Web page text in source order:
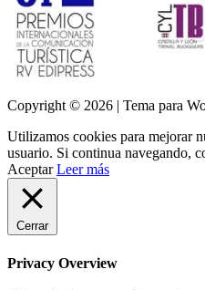
Copyright © 2026 | Tema para
Utilizamos cookies para mejorar
usuario. Si continua navegando,
Aceptar Leer más
Cerrar
Privacy Overview